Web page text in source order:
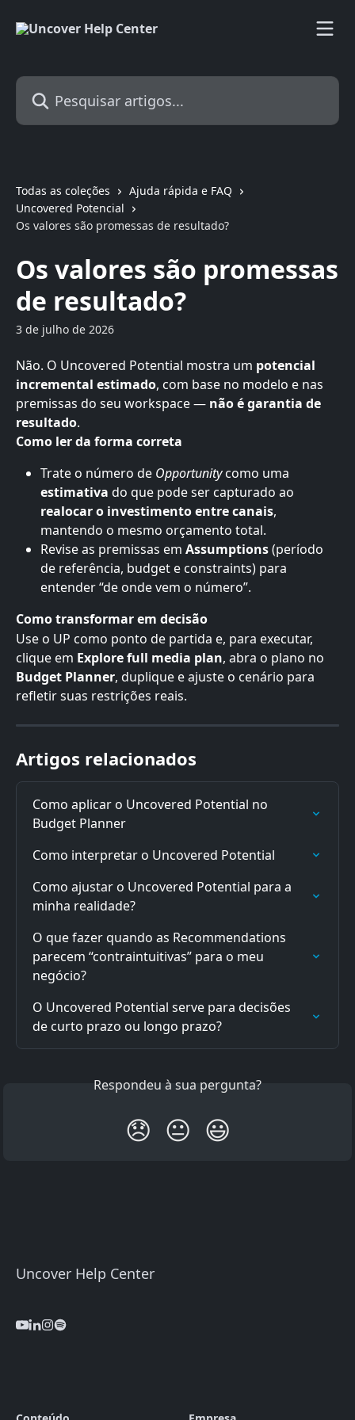
Pesquisar artigos...
Todas as coleções
Ajuda rápida e FAQ
Uncovered Potencial
Os valores são promessas de resultado?
Os valores são promessas
de resultado?
3 de julho de 2026
Não. O Uncovered Potential mostra um potencial
incremental estimado, com base no modelo e nas
premissas do seu workspace — não é garantia de
resultado.
Como ler da forma correta
Trate o número de Opportunity como uma
estimativa do que pode ser capturado ao
realocar o investimento entre canais,
mantendo o mesmo orçamento total.
Revise as premissas em Assumptions (período
de referência, budget e constraints) para
entender “de onde vem o número”.
Como transformar em decisão
Use o UP como ponto de partida e, para executar,
clique em Explore full media plan, abra o plano no
Budget Planner, duplique e ajuste o cenário para
refletir suas restrições reais.
Artigos relacionados
Como aplicar o Uncovered Potential no
Budget Planner
Como interpretar o Uncovered Potential
Como ajustar o Uncovered Potential para a
minha realidade?
O que fazer quando as Recommendations
parecem “contraintuitivas” para o meu
negócio?
O Uncovered Potential serve para decisões
de curto prazo ou longo prazo?
Respondeu à sua pergunta?
😞 😐 😃
Uncover Help Center